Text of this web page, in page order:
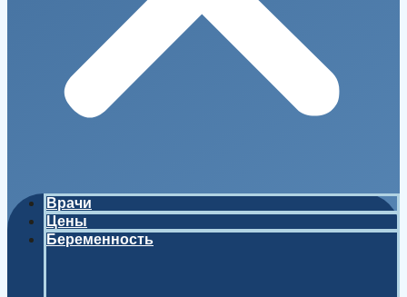
Врачи
Цены
Беременность